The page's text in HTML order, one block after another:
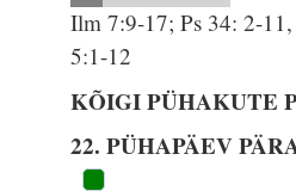
Ilm 7:9-17; Ps 34: 2-
5:1-12
KÕIGI PÜHAKUTE
22. PÜHAPÄEV